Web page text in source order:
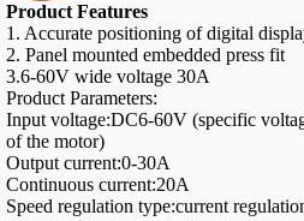
Product Features
1. Accurate positioning of digital
2. Panel mounted embedded press fit
3.6-60V wide voltage 30A
Product Parameters:
Input voltage:DC6-60V (specific
of the motor)
Output current:0-30A
Continuous current:20A
Speed regulation type:current